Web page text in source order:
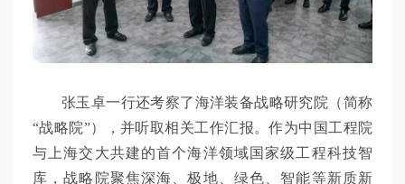
张玉卓一行还考察了海洋装备战略研究院（简称
“战略院”），并听取相关工作汇报。作为中国工程院
与上海交大共建的首个海洋领域国家级工程科技智
库，战略院聚焦深海、极地、绿色、智能等新质新